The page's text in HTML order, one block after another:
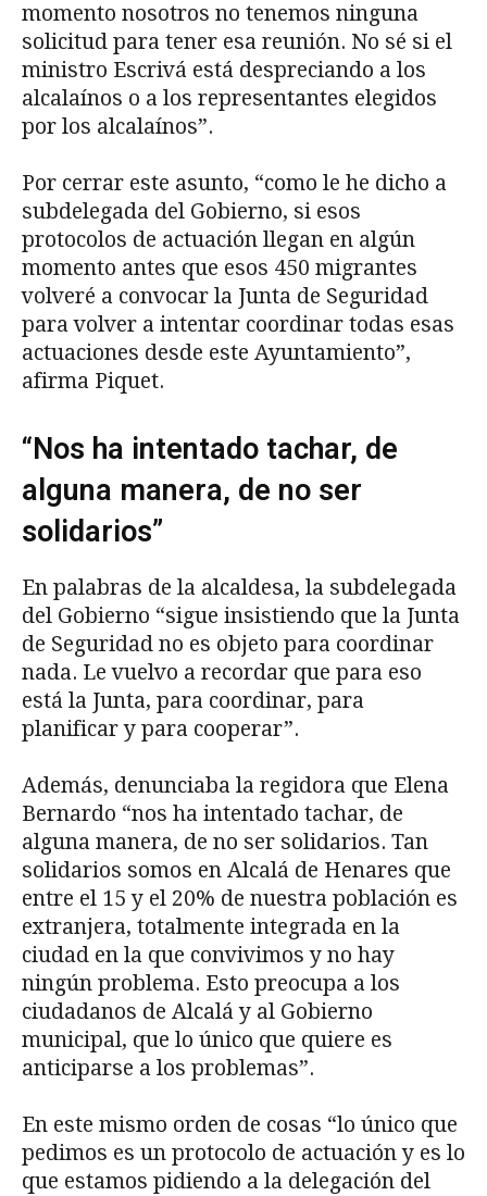
momento nosotros no tenemos ninguna
solicitud para tener esa reunión. No sé si el
ministro Escrivá está despreciando a los
alcalaínos o a los representantes elegidos
por los alcalaínos”.
Por cerrar este asunto, “como le he dicho a
subdelegada del Gobierno, si esos
protocolos de actuación llegan en algún
momento antes que esos 450 migrantes
volveré a convocar la Junta de Seguridad
para volver a intentar coordinar todas esas
actuaciones desde este Ayuntamiento”,
afirma Piquet.
“Nos ha intentado tachar, de
alguna manera, de no ser
solidarios”
En palabras de la alcaldesa, la subdelegada
del Gobierno “sigue insistiendo que la Junta
de Seguridad no es objeto para coordinar
nada. Le vuelvo a recordar que para eso
está la Junta, para coordinar, para
planificar y para cooperar”.
Además, denunciaba la regidora que Elena
Bernardo “nos ha intentado tachar, de
alguna manera, de no ser solidarios. Tan
solidarios somos en Alcalá de Henares que
entre el 15 y el 20% de nuestra población es
extranjera, totalmente integrada en la
ciudad en la que convivimos y no hay
ningún problema. Esto preocupa a los
ciudadanos de Alcalá y al Gobierno
municipal, que lo único que quiere es
anticiparse a los problemas”.
En este mismo orden de cosas “lo único que
pedimos es un protocolo de actuación y es lo
que estamos pidiendo a la delegación del